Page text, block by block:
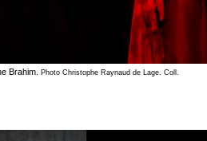
Brahim.
Photo Christophe Raynaud de Lage. Coll.